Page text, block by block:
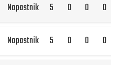
Napastnik 5 0 0 0
Napastnik 5 0 0 0